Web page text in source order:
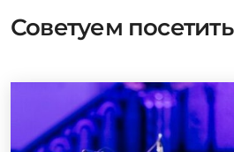
Советуем посетить